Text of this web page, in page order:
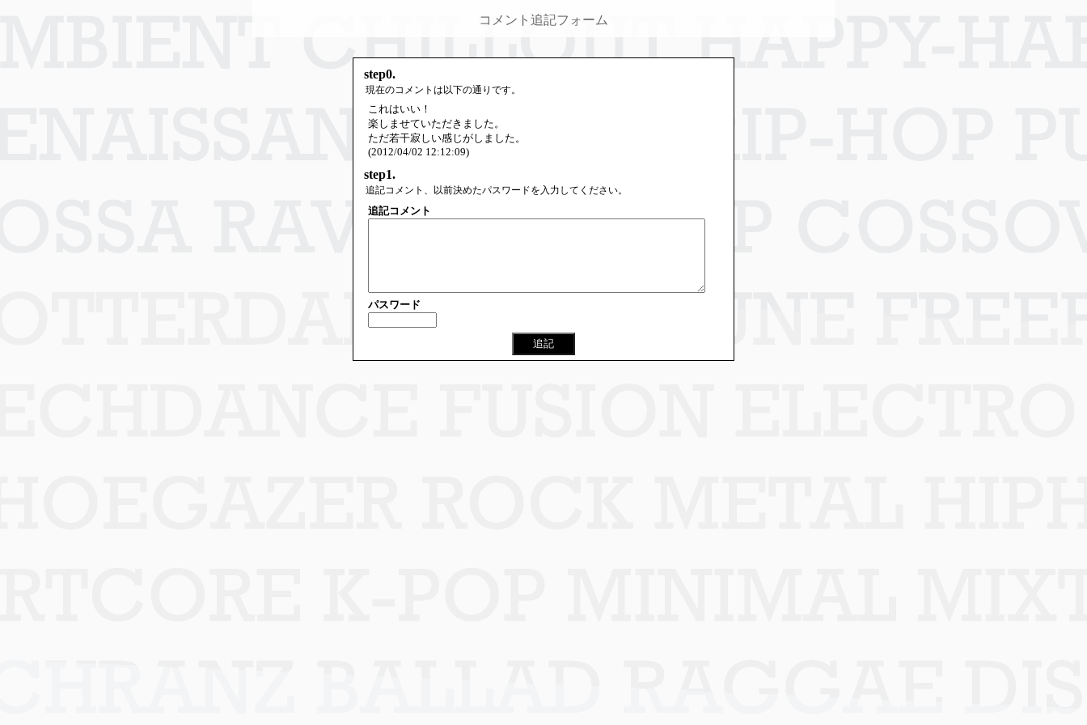
コメント追記フォーム
step0.
現在のコメントは以下の通りです。
これはいい！
楽しませていただきました。
ただ若干寂しい感じがしました。
(2012/04/02 12:12:09)
step1.
追記コメント、以前決めたパスワードを入力してください。
追記コメント
パスワード
追記